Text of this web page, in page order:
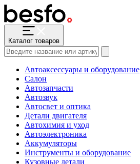
Каталог товаров
Автоаксессуары и оборудование
Салон
Автозапчасти
Автозвук
Автосвет и оптика
Детали двигателя
Автохимия и уход
Автоэлектроника
Аккумуляторы
Инструменты и оборудование
Кузовные детали